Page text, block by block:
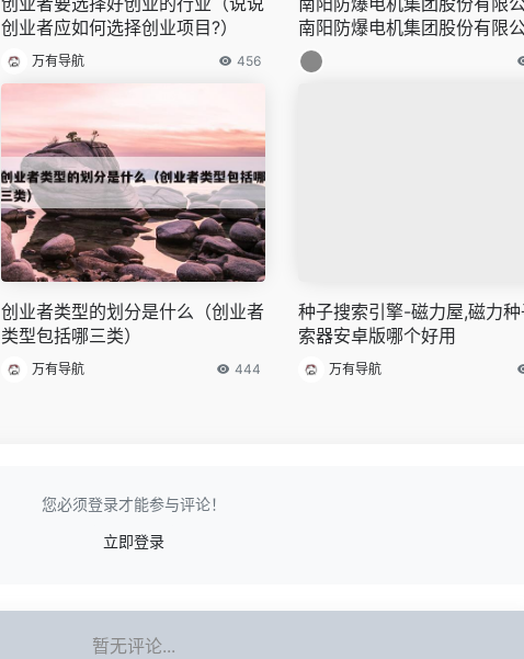
创业者应如何选择创业项目?）
万有导航 456
南阳防爆电机集团股份有限
遇
创业者类型的划分是什么（创业者
类型包括哪三类）
万有导航 444
种子搜索引擎-磁力屋,磁力种
索器安卓版哪个好用
万有导航
您必须登录才能参与评论！
立即登录
暂无评论...